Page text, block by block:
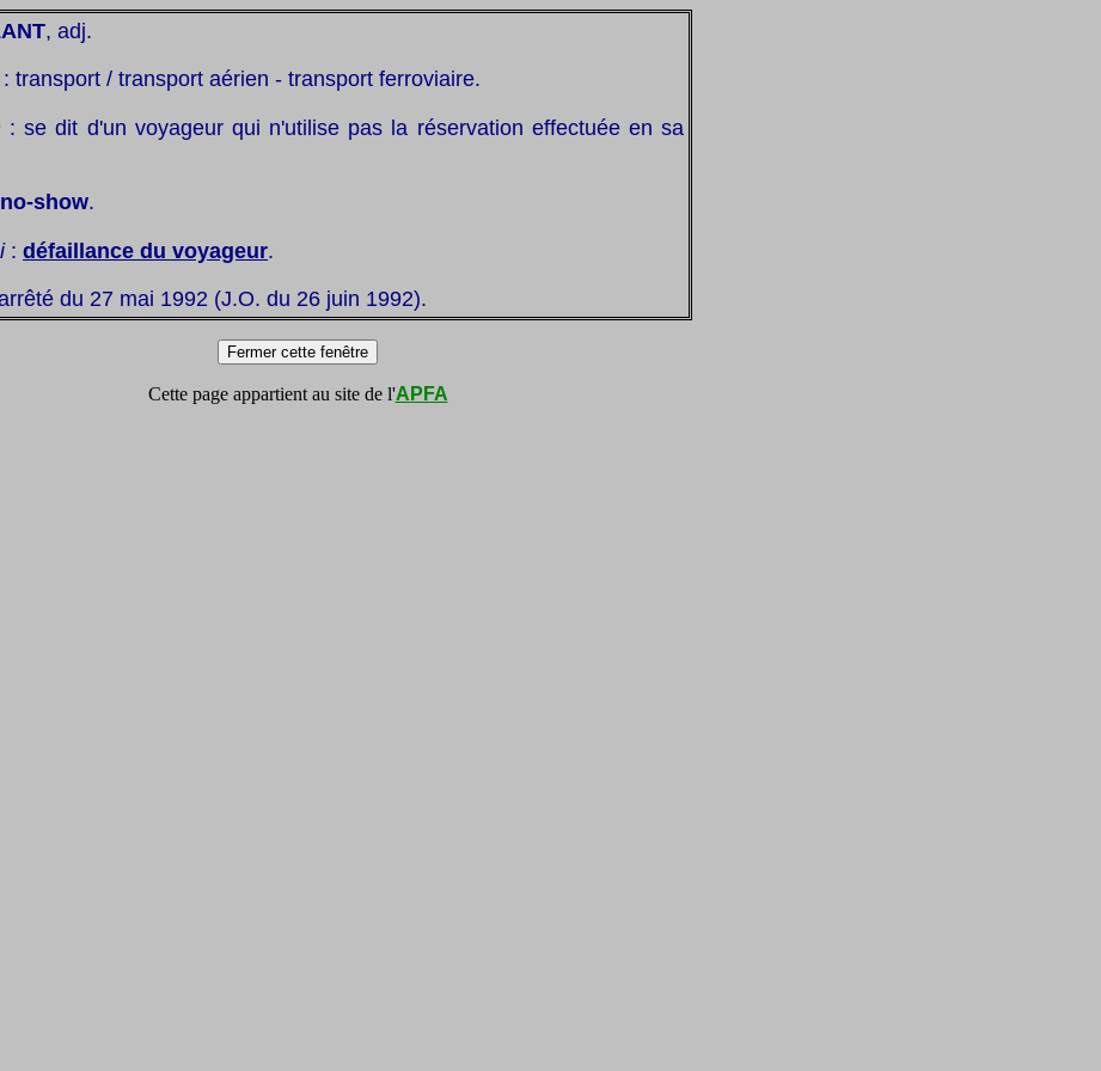
, adj.
: transport / transport aérien - transport ferroviaire.
: se dit d'un voyageur qui n'utilise pas la réservation effectuée en sa
no-show.
: défaillance du voyageur.
du 27 mai 1992 (J.O. du 26 juin 1992).
Cette page appartient au site de l'APFA